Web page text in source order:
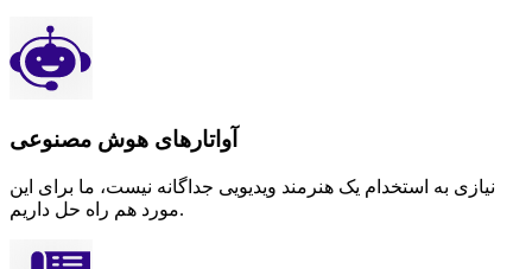
آواتارهای هوش مصنوعی
نیازی به استخدام یک هنرمند ویدیویی جداگانه نیست، ما برای این
مورد هم راه حل داریم.